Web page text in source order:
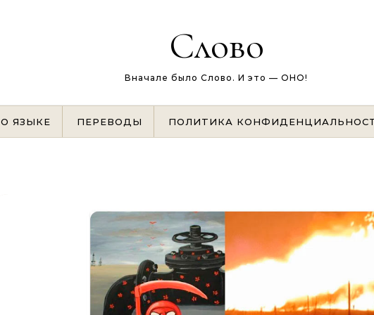
Слово
Вначале было Слово. И это — ОНО!
О ЯЗЫКЕ ПЕРЕВОДЫ ПОЛИТИКА